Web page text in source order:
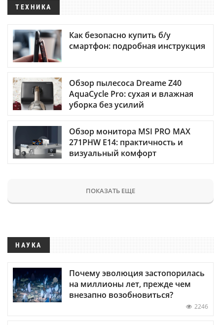
ТЕХНИКА
Как безопасно купить б/у
смартфон: подробная инструкция
Обзор пылесоса Dreame Z40
AquaCycle Pro: сухая и влажная
уборка без усилий
Обзор монитора MSI PRO MAX
271PHW E14: практичность и
визуальный комфорт
ПОКАЗАТЬ ЕЩЕ
НАУКА
Почему эволюция застопорилась
на миллионы лет, прежде чем
внезапно возобновиться?
2246